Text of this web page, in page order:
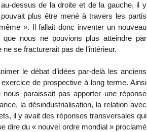
au-dessus de la droite et de la gauche, il y
plus être mené à travers les partis
». Il fallait donc inventer un nouveau
nous ne pouvions plus atteindre par
se fracturerait pas de l’intérieur.
le débat d’idées par-delà les anciens
de prospective à long terme. Ainsi
nous paraissait pas apporter une réponse
la désindustrialisation, la relation avec
il y avait des réponses transversales qui
dire du « nouvel ordre mondial » proclamé